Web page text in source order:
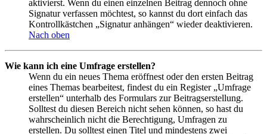
aktivierst. Wenn du einen einzelnen Beitrag dennoch ohne
Signatur verfassen möchtest, so kannst du dort einfach das
Kontrollkästchen „Signatur anhängen“ wieder deaktivieren.
Nach oben
Wie kann ich eine Umfrage erstellen?
Wenn du ein neues Thema eröffnest oder den ersten Beitrag
eines Themas bearbeitest, findest du ein Register „Umfrage
erstellen“ unterhalb des Formulars zur Beitragserstellung.
Solltest du diesen Bereich nicht sehen können, so hast du
wahrscheinlich nicht die Berechtigung, Umfragen zu
erstellen. Du solltest einen Titel und mindestens zwei